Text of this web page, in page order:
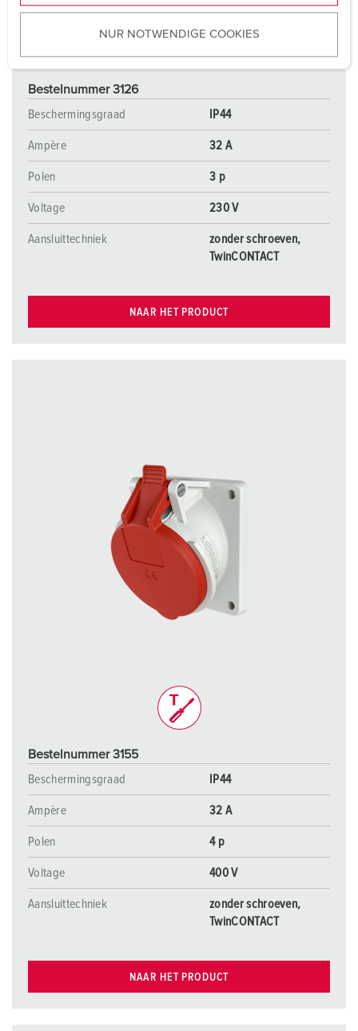
u
w
NUR NOTWENDIGE COOKIES
Bestelnummer 3126
Beschermingsgraad
IP44
Ampère 32 A
Polen 3 p
Voltage 230 V
Aansluittechniek
zonder schroeven,
TwinCONTACT
NAAR HET PRODUCT
Bestelnummer 3155
Beschermingsgraad
IP44
Ampère 32 A
Polen 4 p
Voltage 400 V
Aansluittechniek
zonder schroeven,
TwinCONTACT
NAAR HET PRODUCT